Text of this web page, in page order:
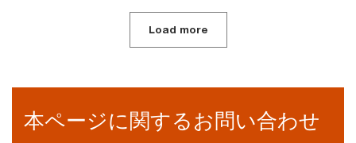
Load more
本ページに関するお問い合わせ